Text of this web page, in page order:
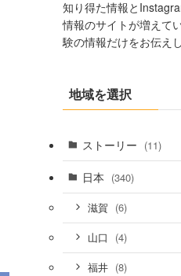
知り得た情報と
情報のサイトが増えて
験の情報だけをお伝え
地域を選択
ストーリー (11)
日本 (340)
滋賀 (6)
山口 (4)
福井 (8)